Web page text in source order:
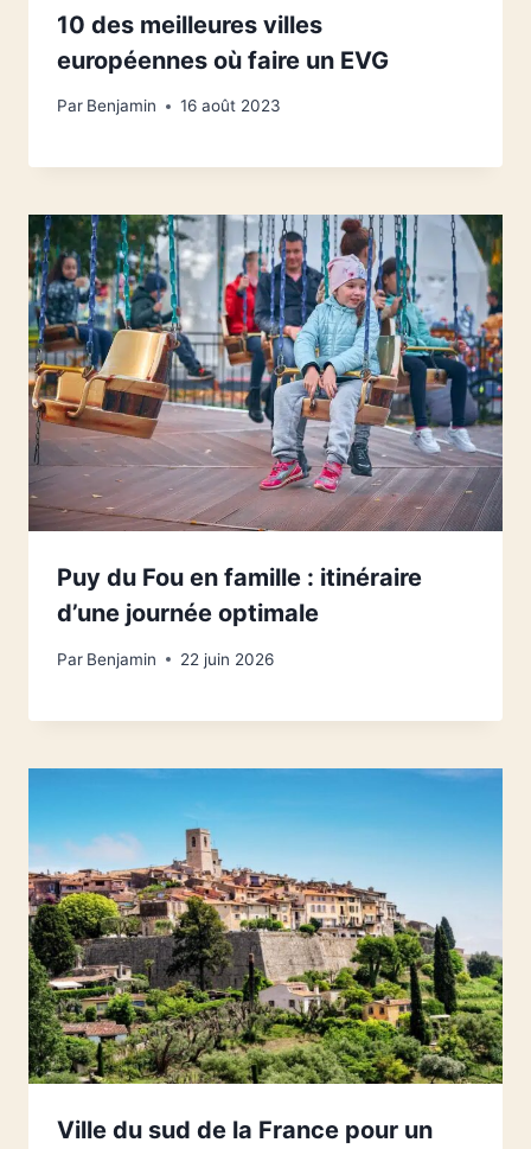
10 des meilleures villes
européennes où faire un EVG
Par Benjamin 16 août 2023
Puy du Fou en famille : itinéraire
d’une journée optimale
Par Benjamin 22 juin 2026
Ville du sud de la France pour un